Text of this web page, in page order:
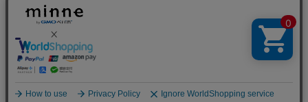
実在証明・盗聴対策
サイバー攻撃対策（GMO Flatt Security）
セキュリティ事業の軌跡